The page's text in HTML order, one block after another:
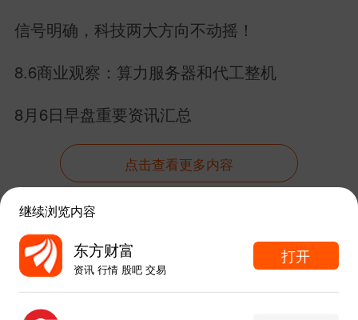
信号明确，科技两大方向不动摇！
8.6商业观察：算力服务器和代工整机
8月6日早盘重要资讯汇总
点击查看更多内容
资讯
触屏版
电脑版
东方财富APP内打开
继续浏览内容
东方财富
资讯 行情 股吧 交易
打开